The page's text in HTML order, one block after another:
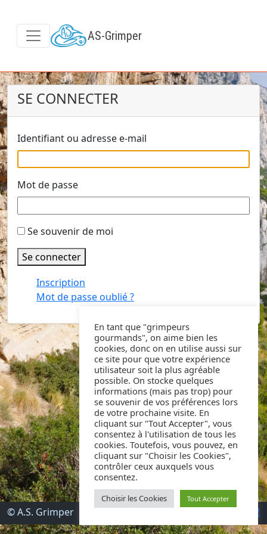
AS-Grimper
SE CONNECTER
Identifiant ou adresse e-mail
Mot de passe
Se souvenir de moi
Se connecter
Inscription
Mot de passe oublié ?
Retour au Sommet !
© A.S. Grimper
En tant que "grimpeurs
gourmands", on aime bien les
cookies, donc on en utilise aussi sur
ce site pour que votre expérience
utilisateur soit la plus agréable
possible. On stocke quelques
informations (mais pas trop) pour
se souvenir de vos préférences lors
de votre prochaine visite. En
cliquant sur "Tout Accepter", vous
consentez à l'utilisation de tous les
cookies. Toutefois, vous pouvez, en
cliquant sur "Choisir les Cookies",
contrôler ceux auxquels vous
consentez.
Choisir les Cookies Tout Accepter